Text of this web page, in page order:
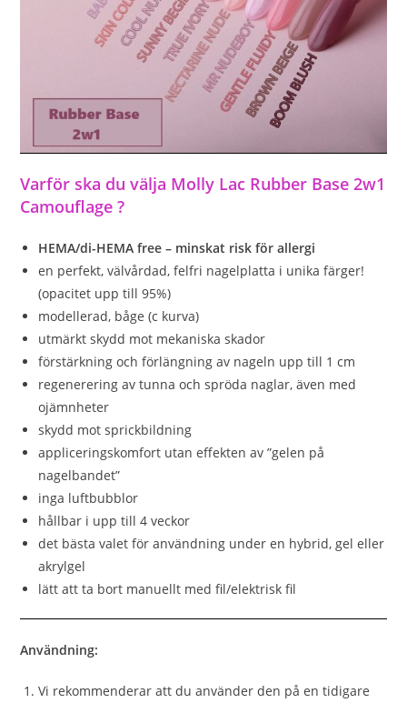
Varför ska du välja Molly Lac Rubber Base 2w1
Camouflage ?
HEMA/di-HEMA free – minskat risk för allergi
en perfekt, välvårdad, felfri nagelplatta i unika färger!
(opacitet upp till 95%)
modellerad, båge (c kurva)
utmärkt skydd mot mekaniska skador
förstärkning och förlängning av nageln upp till 1 cm
regenerering av tunna och spröda naglar, även med
ojämnheter
skydd mot sprickbildning
appliceringskomfort utan effekten av ”gelen på
nagelbandet”
inga luftbubblor
hållbar i upp till 4 veckor
det bästa valet för användning under en hybrid, gel eller
akrylgel
lätt att ta bort manuellt med fil/elektrisk fil
Användning:
Vi rekommenderar att du använder den på en tidigare